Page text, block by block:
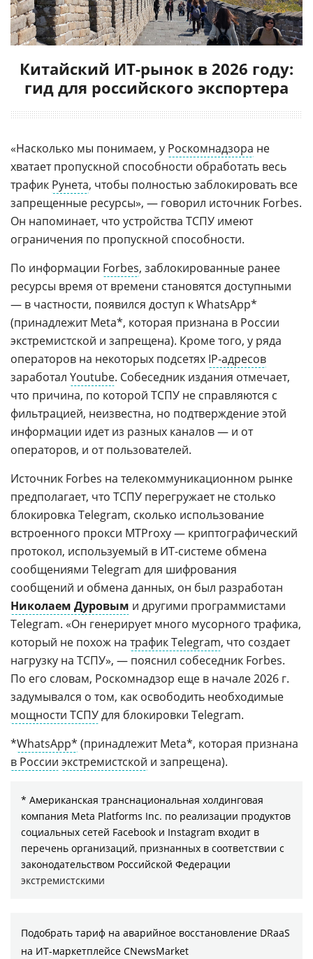
Китайский ИТ-рынок в 2026 году:
гид для российского экспортера
«Насколько мы понимаем, у Роскомнадзора не
хватает пропускной способности обработать весь
трафик Рунета, чтобы полностью заблокировать все
запрещенные ресурсы», — говорил источник Forbes.
Он напоминает, что устройства ТСПУ имеют
ограничения по пропускной способности.
По информации Forbes, заблокированные ранее
ресурсы время от времени становятся доступными
— в частности, появился доступ к WhatsApp*
(принадлежит Meta*, которая признана в России
экстремистской и запрещена). Кроме того, у ряда
операторов на некоторых подсетях IP-адресов
заработал Youtube. Собеседник издания отмечает,
что причина, по которой ТСПУ не справляются с
фильтрацией, неизвестна, но подтверждение этой
информации идет из разных каналов — и от
операторов, и от пользователей.
Источник Forbes на телекоммуникационном рынке
предполагает, что ТСПУ перегружает не столько
блокировка Telegram, сколько использование
встроенного прокси MTProxy — криптографический
протокол, используемый в ИТ-системе обмена
сообщениями Telegram для шифрования
сообщений и обмена данных, он был разработан
Николаем Дуровым и другими программистами
Telegram. «Он генерирует много мусорного трафика,
который не похож на трафик Telegram, что создает
нагрузку на ТСПУ», — пояснил собеседник Forbes.
По его словам, Роскомнадзор еще в начале 2026 г.
задумывался о том, как освободить необходимые
мощности ТСПУдля блокировки Telegram.
*WhatsApp* (принадлежит Meta*, которая признана
в России экстремистской и запрещена).
* Американская транснациональная холдинговая
компания Meta Platforms Inc. по реализации продуктов
социальных сетей Facebook и Instagram входит в
перечень организаций, признанных в соответствии с
законодательством Российской Федерации
экстремистскими
Подобрать тариф на аварийное восстановление DRaaS
на ИТ-маркетплейсе CNewsMarket